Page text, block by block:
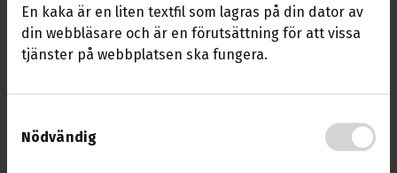
En kaka är en liten textfil som lagras på din dator av
din webbläsare och är en förutsättning för att vissa
tjänster på webbplatsen ska fungera.
Nödvändig
Ensamarbete
Förstadagsintyg
Graviditet
Kontroll Och Andvändningav Flergasmätare